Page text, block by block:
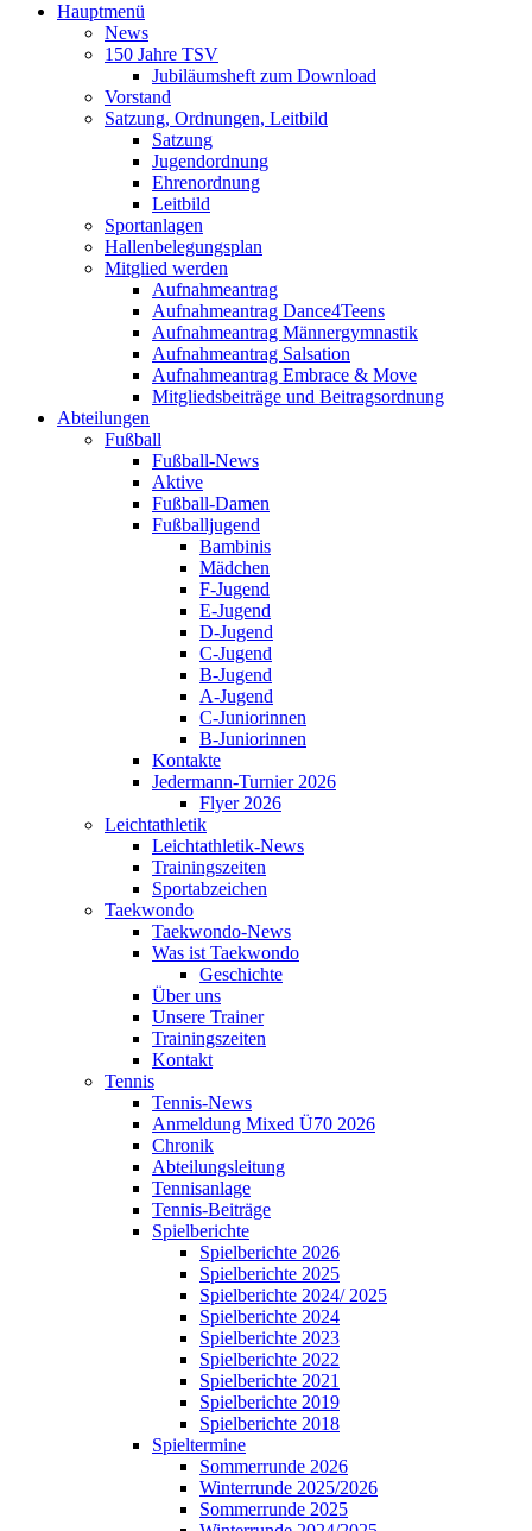
Hauptmenü
News
150 Jahre TSV
Jubiläumsheft zum Download
Vorstand
Satzung, Ordnungen, Leitbild
Satzung
Jugendordnung
Ehrenordnung
Leitbild
Sportanlagen
Hallenbelegungsplan
Mitglied werden
Aufnahmeantrag
Aufnahmeantrag Dance4Teens
Aufnahmeantrag Männergymnastik
Aufnahmeantrag Salsation
Aufnahmeantrag Embrace & Move
Mitgliedsbeiträge und Beitragsordnung
Abteilungen
Fußball
Fußball-News
Aktive
Fußball-Damen
Fußballjugend
Bambinis
Mädchen
F-Jugend
E-Jugend
D-Jugend
C-Jugend
B-Jugend
A-Jugend
C-Juniorinnen
B-Juniorinnen
Kontakte
Jedermann-Turnier 2026
Flyer 2026
Leichtathletik
Leichtathletik-News
Trainingszeiten
Sportabzeichen
Taekwondo
Taekwondo-News
Was ist Taekwondo
Geschichte
Über uns
Unsere Trainer
Trainingszeiten
Kontakt
Tennis
Tennis-News
Anmeldung Mixed Ü70 2026
Chronik
Abteilungsleitung
Tennisanlage
Tennis-Beiträge
Spielberichte
Spielberichte 2026
Spielberichte 2025
Spielberichte 2024/ 2025
Spielberichte 2024
Spielberichte 2023
Spielberichte 2022
Spielberichte 2021
Spielberichte 2019
Spielberichte 2018
Spieltermine
Sommerrunde 2026
Winterrunde 2025/2026
Sommerrunde 2025